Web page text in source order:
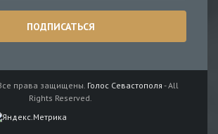
права защищены. Голос Севастополя - All
Rights Reserved.